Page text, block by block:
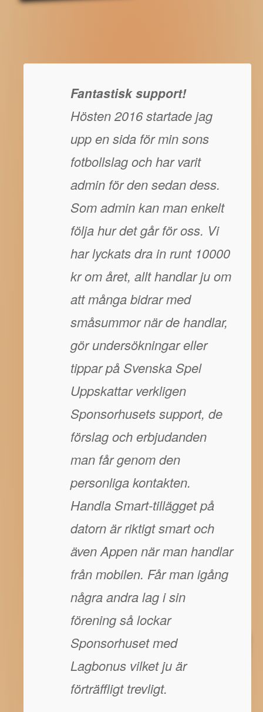
Fantastisk support!
Hösten 2016 startade jag
upp en sida för min sons
fotbollslag och har varit
admin för den sedan dess.
Som admin kan man enkelt
följa hur det går för oss. Vi
har lyckats dra in runt 10000
kr om året, allt handlar ju om
att många bidrar med
småsummor när de handlar,
gör undersökningar eller
tippar på Svenska Spel
Uppskattar verkligen
Sponsorhusets support, de
förslag och erbjudanden
man får genom den
personliga kontakten.
Handla Smart-tillägget på
datorn är riktigt smart och
även Appen när man handlar
från mobilen. Får man igång
några andra lag i sin
förening så lockar
Sponsorhuset med
Lagbonus vilket ju är
förträffligt trevligt.